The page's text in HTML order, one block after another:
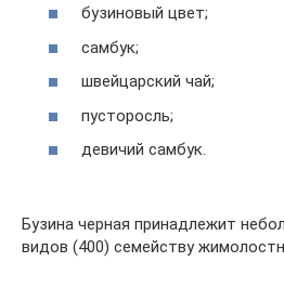
бузиновый цвет;
самбук;
швейцарский чай;
пусторосль;
девичий самбук.
Бузина черная принадлежит
видов (400) семейству